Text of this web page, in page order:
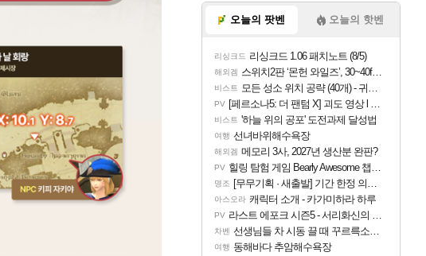
오늘의 팟벤 오늘의 핫벤
리싱크드 리싱크드 1.06 패치노트 (8/5)
해외겜 스위치2판 ‘몬헌 와일즈’, 30~40fps 목표 추정
비스트 모든 성소 위치 공략 (40개) - 귀환한 영혼 도전과제
PV [페르소나5: 더 팬텀 X] 괴도 영상 l 타카마키 안·댄싱 스타
비스트 '하늘 위의 공포' 도전과제 달성법
여행 선녀바위해수욕장
해외겜 메모리 3사, 2027년 생산분 완판?
PV 힐링 탐험 게임 Bearly Awesome 챕터 1 트레일러
명조 [무무기획 · 새출발] 기간 한정 의뢰 이벤트
아스오라 캐릭터 소개 - 카가미하라 하루
PV 라스트 에포크 시즌5 - 서리화신의 분노 티저
차벤 선생님들 차 시동 끌 때 꾸르륵소리나는데
여행 동해바다 추암해수욕장